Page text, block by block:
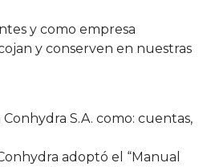
y como empresa
y conserven en nuestras
S.A. como: cuentas,
adoptó el “Manual